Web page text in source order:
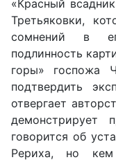
«Красный
Третьяковки,
сомнений в
подлинность
горы» госпожа
подтвердить
отвергает
демонстрирует
говорится об
Рериха, но